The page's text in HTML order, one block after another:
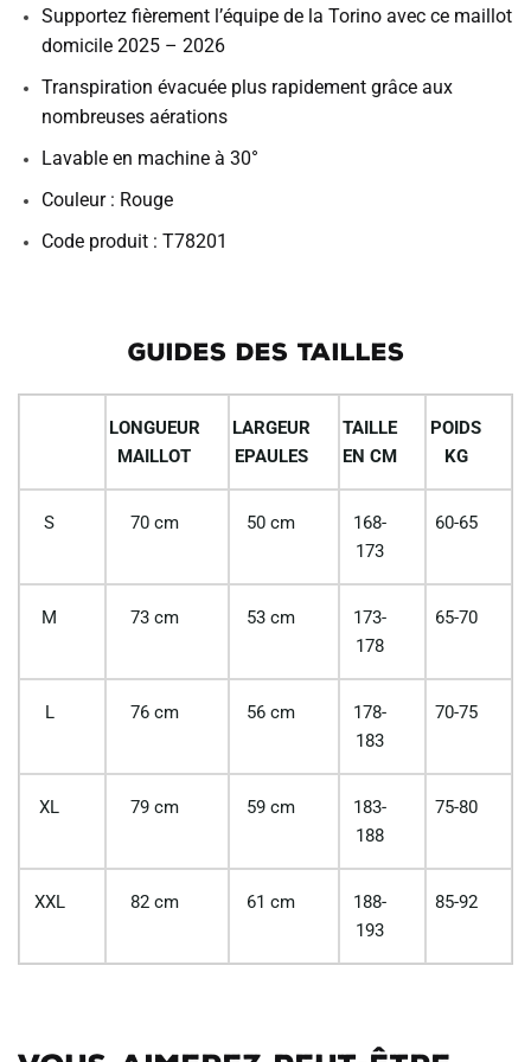
Supportez fièrement l’équipe de la Torino avec ce maillot
domicile 2025 – 2026
Transpiration évacuée plus rapidement grâce aux
nombreuses aérations
Lavable en machine à 30°
Couleur : Rouge
Code produit : T78201
GUIDES DES TAILLES
LONGUEUR
MAILLOT
LARGEUR
EPAULES
TAILLE
EN CM
POIDS
KG
S 70 cm 50 cm
168-
173
60-65
M 73 cm 53 cm
173-
178
65-70
L 76 cm 56 cm
178-
183
70-75
XL 79 cm 59 cm
183-
188
75-80
XXL 82 cm 61 cm
188-
193
85-92